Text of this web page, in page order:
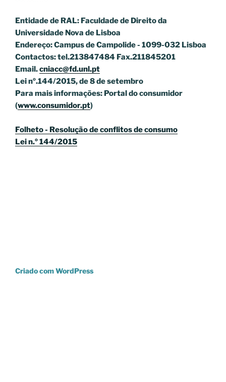
Entidade de RAL: Faculdade de Direito da
Universidade Nova de Lisboa
Endereço: Campus de Campolide - 1099-032 Lisboa
Contactos: tel.213847484 Fax.211845201
Email.cniacc@fd.unl.pt
Lei nº.144/2015, de 8 de setembro
Para mais informações: Portal do consumidor
(www.consumidor.pt)
Folheto - Resolução de conflitos de consumo
Lei n.º 144/2015
Criado com WordPress